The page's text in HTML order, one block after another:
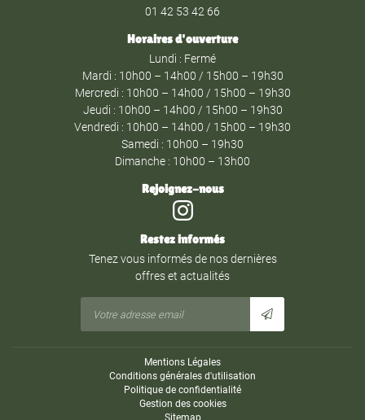
01 42 53 42 66
Horaires d'ouverture
Lundi : Fermé
Mardi : 10h00 – 14h00 / 15h00 – 19h30
Mercredi : 10h00 – 14h00 / 15h00 – 19h30
Jeudi : 10h00 – 14h00 / 15h00 – 19h30
Vendredi : 10h00 – 14h00 / 15h00 – 19h30
Samedi : 10h00 – 19h30
Dimanche : 10h00 – 13h00
Rejoignez-nous
Restez informés
Tenez vous informés de nos dernières
offres et actualités
Mentions Légales
Conditions générales d'utilisation
Politique de confidentialité
Gestion des cookies
Sitemap